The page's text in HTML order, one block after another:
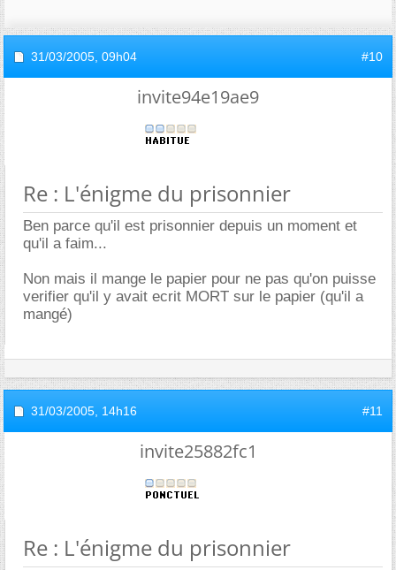
31/03/2005, 09h04 #10
invite94e19ae9
Re : L'énigme du prisonnier
Ben parce qu'il est prisonnier depuis un moment et
qu'il a faim...
Non mais il mange le papier pour ne pas qu'on puisse
verifier qu'il y avait ecrit MORT sur le papier (qu'il a
mangé)
31/03/2005, 14h16 #11
invite25882fc1
Re : L'énigme du prisonnier